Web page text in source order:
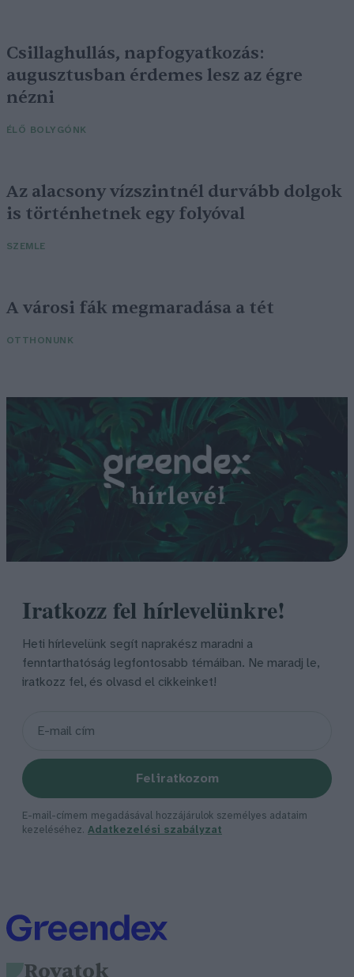
Csillaghullás, napfogyatkozás:
augusztusban érdemes lesz az égre
nézni
ÉLŐ BOLYGÓNK
Az alacsony vízszintnél durvább dolgok
is történhetnek egy folyóval
SZEMLE
A városi fák megmaradása a tét
OTTHONUNK
Iratkozz fel hírlevelünkre!
Heti hírlevelünk segít naprakész maradni a
fenntarthatóság legfontosabb témáiban. Ne maradj le,
iratkozz fel, és olvasd el cikkeinket!
Feliratkozom
E-mail-címem megadásával hozzájárulok személyes adataim
kezeléséhez. Adatkezelési szabályzat
Rovatok